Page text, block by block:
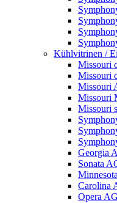
Kühlvitrinen /
Missouri
Missouri
Missouri
Missouri
Missouri
Georgia
Sonata
Carolina
Opera